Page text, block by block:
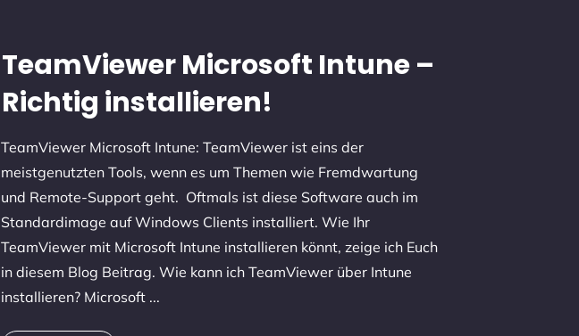
TeamViewer Microsoft Intune –
Richtig installieren!
TeamViewer Microsoft Intune: TeamViewer ist eins der
meistgenutzten Tools, wenn es um Themen wie Fremdwartung
und Remote-Support geht. Oftmals ist diese Software auch im
Standardimage auf Windows Clients installiert. Wie Ihr
TeamViewer mit Microsoft Intune installieren könnt, zeige ich Euch
in diesem Blog Beitrag. Wie kann ich TeamViewer über Intune
installieren? Microsoft ...